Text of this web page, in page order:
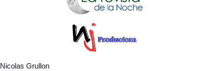
Nicolas Grullon